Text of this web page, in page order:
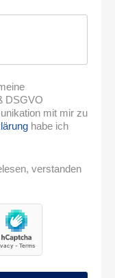
DSGVO
mit mir zu
habe ich
verstanden